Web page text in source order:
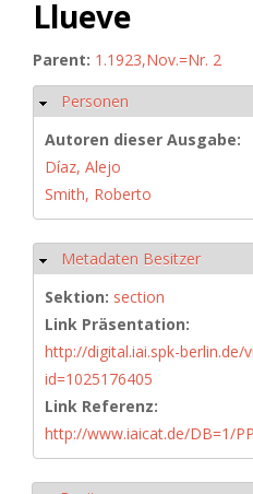
Llueve
Parent: 1.1923,Nov.=Nr. 2
Ausblenden
Personen
Autoren dieser Ausgabe:
Díaz, Alejo
Smith, Roberto
Ausblenden
Metadaten Besitzer
Sektion: section
Link Präsentation:
http://digital.iai.spk-berlin.de/
id=1025176405
Link Referenz:
http://www.iaicat.de/DB=1/